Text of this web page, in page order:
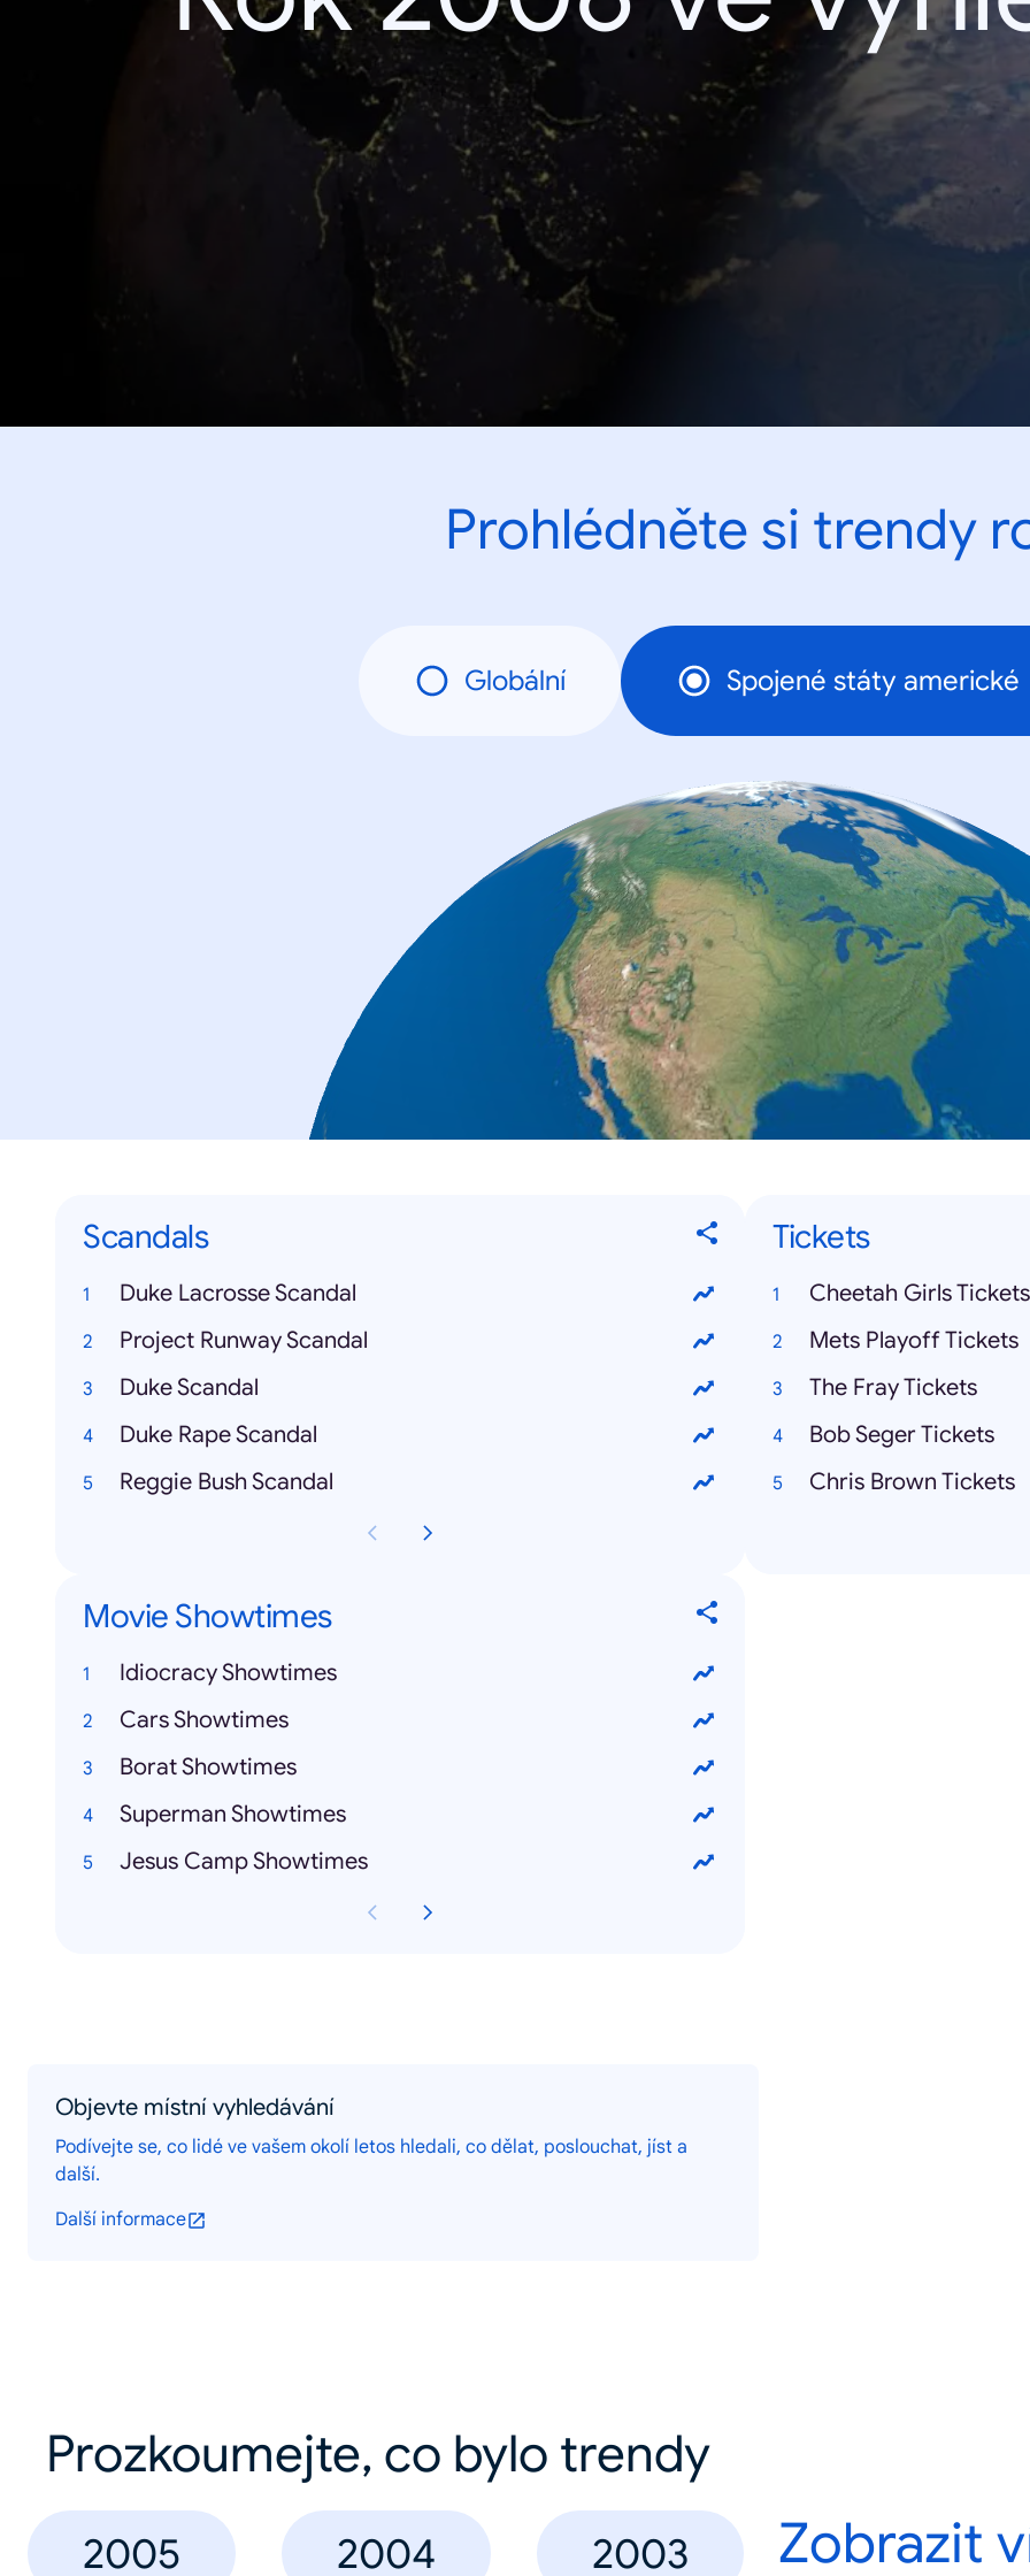
Prohlédněte si trendy
Globální Spojené státy americké
Scandals
Duke Lacrosse Scandal
Project Runway Scandal
Duke Scandal
Duke Rape Scandal
Reggie Bush Scandal
Tickets
Cheetah Girls Tickets
Mets Playoff Tickets
The Fray Tickets
Bob Seger Tickets
Chris Brown Tickets
Movie Showtimes
Idiocracy Showtimes
Cars Showtimes
Borat Showtimes
Superman Showtimes
Jesus Camp Showtimes
Objevte místní vyhledávání
Podívejte se, co lidé ve vašem okolí letos hledali, co dělat, poslouchat, jíst a
další.
Další informace
Prozkoumejte, co bylo trendy
2005 2004 2003 Zobrazit